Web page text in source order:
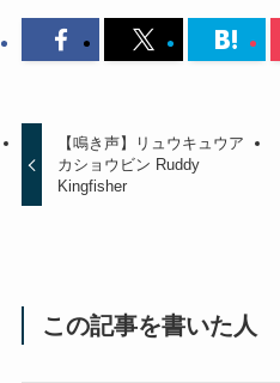
【鳴き声】リュウキュウア
カショウビン Ruddy
Kingfisher
この記事を書いた人